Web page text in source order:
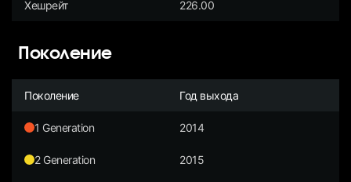
Хешрейт 226.00
Поколение
Поколение Год выхода
1 Generation 2014
2 Generation 2015